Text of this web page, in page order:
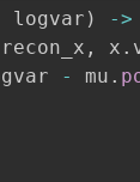
logvar ) ->
recon_x , x .
- mu .